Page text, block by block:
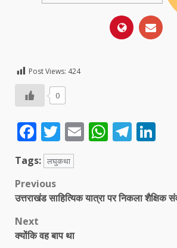
Post Views: 424
0
Facebook
Twitter
Email
Tags: लघुकथा
Post
navigation
Previous
उत्तराखंड साहित्यिक यात्रा पर निकला शैक्षिक
Next
क्योंकि वह बाप था